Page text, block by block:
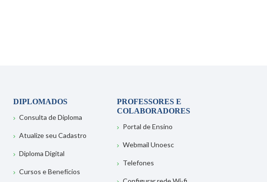
DIPLOMADOS
Consulta de Diploma
Atualize seu Cadastro
Diploma Digital
Cursos e Benefícios
PROFESSORES E
COLABORADORES
Portal de Ensino
Webmail Unoesc
Telefones